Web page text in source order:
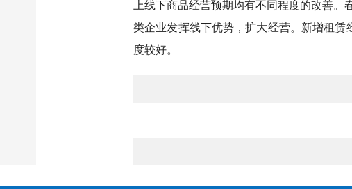
上线下商品经营预期均有不同程度的改善
类企业发挥线下优势，扩大经营。新增租
度较好。